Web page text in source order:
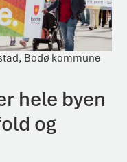
Bodø kommune
hele byen
og